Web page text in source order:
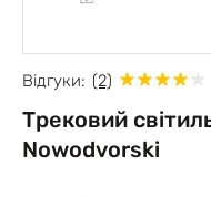
Відгуки: (2)
Трековий
Nowodvorski